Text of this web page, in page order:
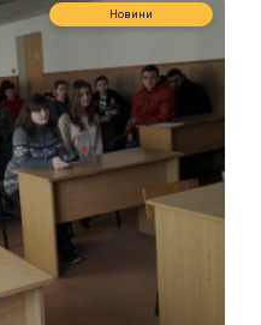
Новини